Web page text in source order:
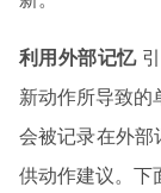
利用外部记忆引
新动作所导致的
会被记录在外部
供动作建议。下